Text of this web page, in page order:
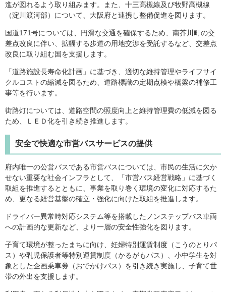
進が図れるよう取り組みます。また、十三高槻線及び牧野高槻線
（淀川渡河部）について、大阪府と連携し整備促進を図ります。
国道171号については、円滑な交通を確保するため、南芥川町の交
差点改良に伴い、拡幅する歩道の用地交渉を受託するなど、交差点
改良に取り組む国を支援します。
「道路施設長寿命化計画」に基づき、適切な維持管理やライフサイ
クルコストの縮減を図るため、道路標識の定期点検や橋梁の補修工
事等を行います。
街路灯については、道路空間の照度向上と維持管理費の低減を図る
ため、ＬＥＤ化を引き続き推進します。
安全で快適な市営バスサービスの提供
府内唯一の公営バスである市営バスについては、市民の生活に欠か
せない重要な社会インフラとして、「市営バス経営戦略」に基づく
取組を推進するとともに、事業を取り巻く環境の変化に対応するた
め、更なる経営基盤の確立・強化に向けた取組を推進します。
ドライバー異常時対応システム等を搭載したノンステップバス車両
への計画的な更新など、より一層の安全性強化を図ります。
子育て環境が整ったまちに向け、妊婦特別運賃制度（こうのとりパ
ス）や乳児保護者等特別運賃制度（かるがもパス）、小中学生を対
象とした企画乗車券（おでかけパス）を引き続き実施し、子育て世
帯の外出を支援します。